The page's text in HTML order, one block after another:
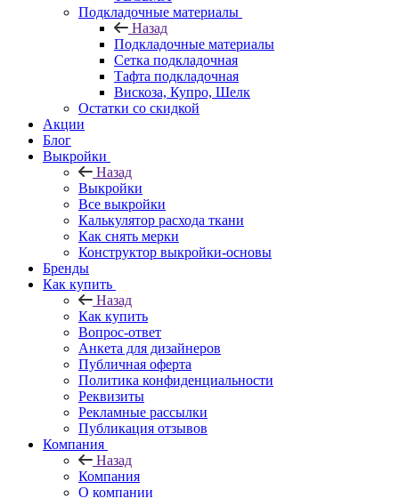
Подкладочные материалы
Назад
Подкладочные материалы
Сетка подкладочная
Тафта подкладочная
Вискоза, Купро, Шелк
Остатки со скидкой
Акции
Блог
Выкройки
Назад
Выкройки
Все выкройки
Калькулятор расхода ткани
Как снять мерки
Конструктор выкройки-основы
Бренды
Как купить
Назад
Как купить
Вопрос-ответ
Анкета для дизайнеров
Публичная оферта
Политика конфиденциальности
Реквизиты
Рекламные рассылки
Публикация отзывов
Компания
Назад
Компания
О компании